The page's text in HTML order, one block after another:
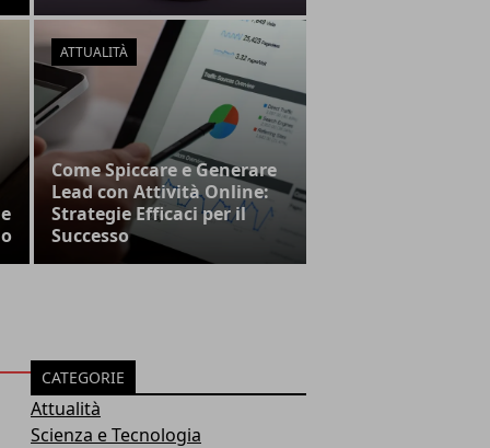
ATTUALITÀ
Come Spiccare e Generare
Lead con Attività Online:
Strategie Efficaci per il
Successo
CATEGORIE
Attualità
Scienza e Tecnologia